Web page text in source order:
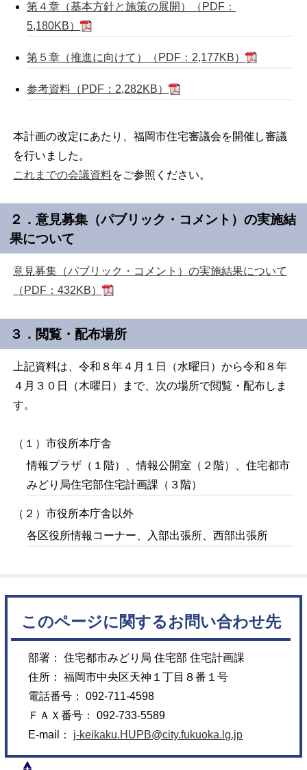
第４章（基本方針と施策の展開）（PDF：
5,180KB）
第５章（推進に向けて）（PDF：2,177KB）
参考資料（PDF：2,282KB）
本計画の改定にあたり、福岡市住宅審議会を開催し審議
を行いました。
これまでの会議資料をご参照ください。
２．意見募集（パブリック・コメント）の実施結
果について
意見募集（パブリック・コメント）の実施結果について
（PDF：432KB）
３．閲覧・配布場所
上記資料は、令和８年４月１日（水曜日）から令和８年
４月３０日（木曜日）まで、次の場所で閲覧・配布しま
す。
（１）市役所本庁舎
情報プラザ（１階）、情報公開室（２階）、住宅都市
みどり局住宅部住宅計画課（３階）
（２）市役所本庁舎以外
各区役所情報コーナー、入部出張所、西部出張所
このページに関するお問い合わせ先
部署： 住宅都市みどり局 住宅部 住宅計画課
住所： 福岡市中央区天神１丁目８番１号
電話番号： 092-711-4598
ＦＡＸ番号： 092-733-5589
E-mail： j-keikaku.HUPB@city.fukuoka.lg.jp